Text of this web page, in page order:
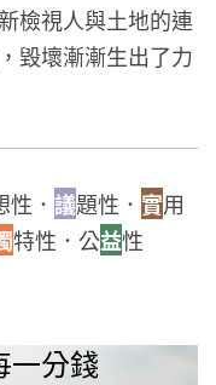
檢視人與土地的連
毀壞漸漸生出了力
性． 議題性． 實用
特性．公益性
一分錢